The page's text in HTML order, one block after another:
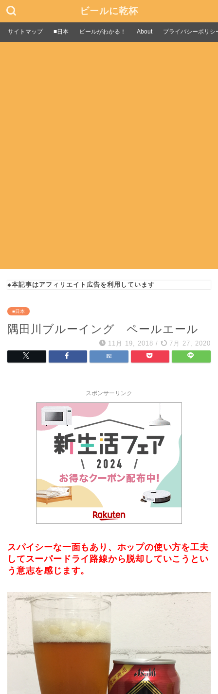
ビールに乾杯
サイトマップ ■日本 ビールがわかる！ About プライバシーポリシ
◆本記事はアフィリエイト広告を利用しています
■日本
隅田川ブルーイング ペールエール
11月 19, 2018 / 7月 27, 2020
スポンサーリンク
スパイシーな一面もあり、ホップの使い方を工夫
してスーパードライ路線から脱却していこうとい
う意志を感じます。